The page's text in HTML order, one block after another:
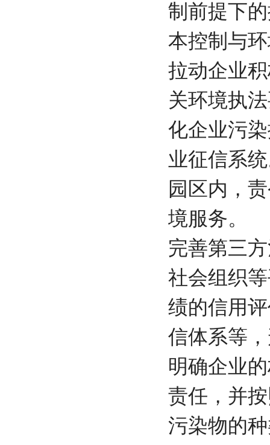
制前提下
本控制与
拉动企业
关环境执
化企业污
业征信系
园区内，
境服务。
完善第三
社会组织
绩的信用
信体系等
明确企业
责任，并
污染物的